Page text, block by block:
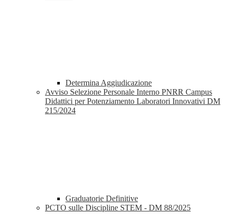
Determina Aggiudicazione
Avviso Selezione Personale Interno PNRR Campus
Didattici per Potenziamento Laboratori Innovativi DM
215/2024
Graduatorie Definitive
PCTO sulle Discipline STEM - DM 88/2025